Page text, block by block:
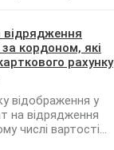
кордоном, які
рахунку
відображення у
на відрядження
числі вартості